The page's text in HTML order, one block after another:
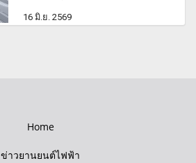
16 มิ.ย. 2569
Home
ข่าวยานยนต์ไฟฟ้า